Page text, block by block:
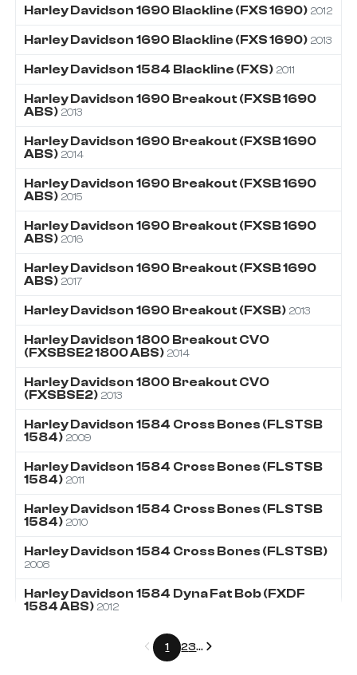
Harley Davidson 1690 Blackline (FXS 1690) 2012
Harley Davidson 1690 Blackline (FXS 1690) 2013
Harley Davidson 1584 Blackline (FXS) 2011
Harley Davidson 1690 Breakout (FXSB 1690
ABS) 2013
Harley Davidson 1690 Breakout (FXSB 1690
ABS) 2014
Harley Davidson 1690 Breakout (FXSB 1690
ABS) 2015
Harley Davidson 1690 Breakout (FXSB 1690
ABS) 2016
Harley Davidson 1690 Breakout (FXSB 1690
ABS) 2017
Harley Davidson 1690 Breakout (FXSB) 2013
Harley Davidson 1800 Breakout CVO
(FXSBSE2 1800 ABS) 2014
Harley Davidson 1800 Breakout CVO
(FXSBSE2) 2013
Harley Davidson 1584 Cross Bones (FLSTSB
1584) 2009
Harley Davidson 1584 Cross Bones (FLSTSB
1584) 2011
Harley Davidson 1584 Cross Bones (FLSTSB
1584) 2010
Harley Davidson 1584 Cross Bones (FLSTSB)
2008
Harley Davidson 1584 Dyna Fat Bob (FXDF
1584 ABS) 2012
Précédent
1 23... Suivant